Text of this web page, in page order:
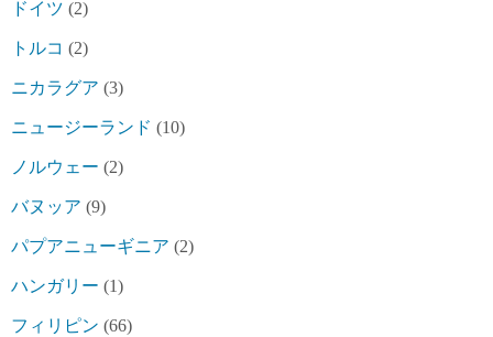
ドイツ (2)
トルコ (2)
ニカラグア (3)
ニュージーランド (10)
ノルウェー (2)
バヌッア (9)
パプアニューギニア (2)
ハンガリー (1)
フィリピン (66)